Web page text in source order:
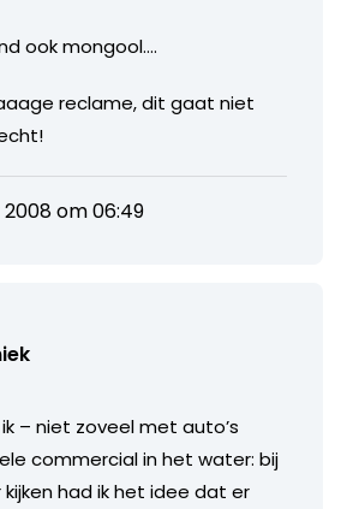
ook mongool….
reclame, dit gaat niet
om 06:49
– niet zoveel met auto’s
commercial in het water: bij
had ik het idee dat er